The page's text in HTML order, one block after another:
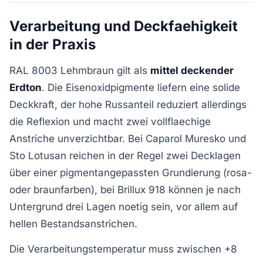
Verarbeitung und Deckfaehigkeit
in der Praxis
RAL 8003 Lehmbraun gilt als mittel deckender
Erdton. Die Eisenoxidpigmente liefern eine solide
Deckkraft, der hohe Russanteil reduziert allerdings
die Reflexion und macht zwei vollflaechige
Anstriche unverzichtbar. Bei Caparol Muresko und
Sto Lotusan reichen in der Regel zwei Decklagen
über einer pigmentangepassten Grundierung (rosa-
oder braunfarben), bei Brillux 918 können je nach
Untergrund drei Lagen noetig sein, vor allem auf
hellen Bestandsanstrichen.
Die Verarbeitungstemperatur muss zwischen +8